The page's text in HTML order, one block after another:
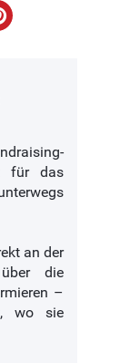
für das
an der
die
–
wo sie